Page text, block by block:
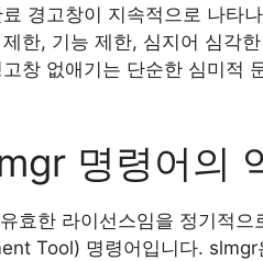
경고창이 지속적으로 나타
한, 기능 제한, 심지어 심각
창 없애기는 단순한 심미적
명령어의
효한 라이선스임을 정기적으
Tool) 명령어입니다. slmgr